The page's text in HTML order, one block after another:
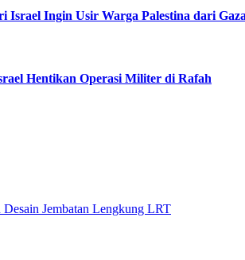
Israel Ingin Usir Warga Palestina dari Gaza
Hentikan Operasi Militer di Rafah
Jembatan Lengkung LRT